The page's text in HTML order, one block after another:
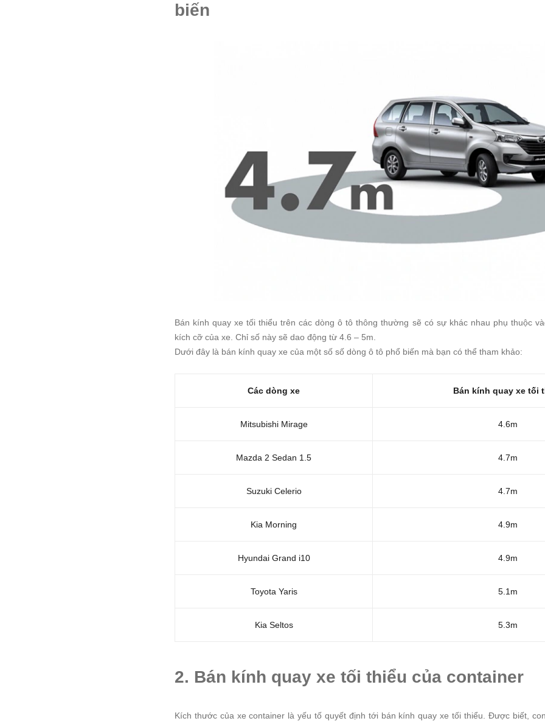
biến
Bán kính quay xe tối thiểu trên các dòng ô tô thông thường sẽ có sự khác nhau phụ thuộc
kích cỡ của xe. Chỉ số này sẽ dao động từ 4.6 – 5m.
Dưới đây là bán kính quay xe của một số số dòng ô tô phổ biến mà bạn có thể tham khảo:
Các dòng xe Bán kính quay xe tối
Mitsubishi Mirage 4.6m
Mazda 2 Sedan 1.5 4.7m
Suzuki Celerio 4.7m
Kia Morning 4.9m
Hyundai Grand i10 4.9m
Toyota Yaris 5.1m
Kia Seltos 5.3m
2. Bán kính quay xe tối thiểu của container
Kích thước của xe container là yếu tố quyết định tới bán kính quay xe tối thiểu. Được biết,